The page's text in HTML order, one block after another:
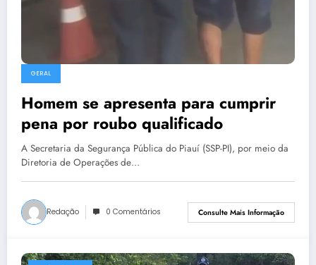
GERAL
Homem se apresenta para cumprir
pena por roubo qualificado
A Secretaria da Segurança Pública do Piauí (SSP-PI), por meio da
Diretoria de Operações de…
Redação 0 Comentários Consulte Mais Informação